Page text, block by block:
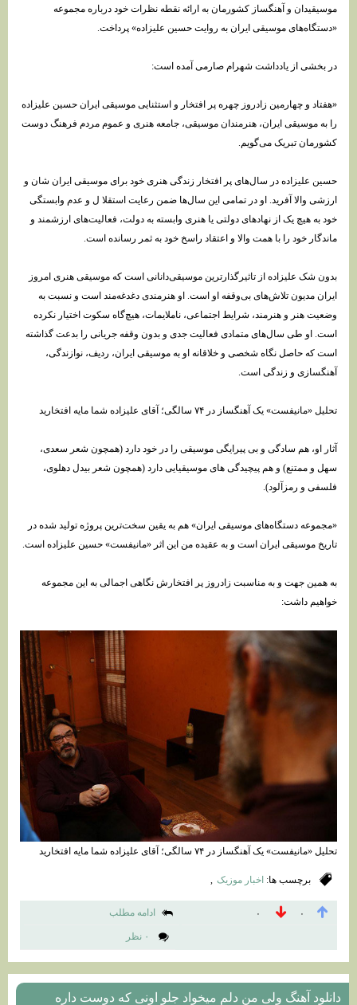
موسیقیدان و آهنگساز کشورمان به ارائه نقطه نظرات خود درباره مجموعه
«دستگاه‌های موسیقی ایران به روایت حسین علیزاده» پرداخت.
در بخشی از یادداشت شهرام صارمی آمده است:
«هفتاد و چهارمین زادروز چهره پر افتخار و استثنایی موسیقی ایران حسین علیزاده
را به موسیقی ایران، هنرمندان موسیقی، جامعه هنری و عموم مردم فرهنگ دوست
کشورمان تبریک می‌گویم.
حسین علیزاده در سال‌های پر افتخار زندگی هنری خود برای موسیقی ایران شان و
ارزشی والا آفرید. او در تمامی این سال‌ها ضمن رعایت استقلا ل و عدم وابستگی
خود به هیچ یک از نهادهای دولتی یا هنری وابسته به دولت، فعالیت‌های ارزشمند و
ماندگار خود را با همت والا و اعتقاد راسخ خود به ثمر رسانده است.
بدون شک علیزاده از تاثیرگذارترین موسیقی‌دانانی است که موسیقی هنری امروز
ایران مدیون تلاش‌های بی‌وقفه او است. او هنرمندی دغدغه‌مند است و نسبت به
وضعیت هنر و هنرمند، شرایط اجتماعی، ناملایمات، هیچ‌گاه سکوت اختیار نکرده
است. او طی سال‌های متمادی فعالیت جدی و بدون وقفه جریانی را بدعت گذاشته
است که حاصل نگاه شخصی و خلاقانه او به موسیقی ایران، ردیف، نوازندگی،
آهنگسازی و زندگی است.
تحلیل «مانیفست» یک آهنگساز در ۷۴ سالگی؛ آقای علیزاده شما مایه افتخارید
آثار او، هم سادگی و بی پیرایگی موسیقی را در خود دارد (همچون شعر سعدی،
سهل و ممتنع) و هم پیچیدگی های موسیقیایی دارد (همچون شعر بیدل دهلوی،
فلسفی و رمزآلود).
«مجموعه دستگاه‌های موسیقی ایران» هم به یقین سخت‌ترین پروژه تولید شده در
تاریخ موسیقی ایران است و به عقیده من این اثر «مانیفست» حسین علیزاده است.
به همین جهت و به مناسبت زادروز پر افتخارش نگاهی اجمالی به این مجموعه
خواهیم داشت:
تحلیل «مانیفست» یک آهنگساز در ۷۴ سالگی؛ آقای علیزاده شما مایه افتخارید
برچسب ها: اخبار موزیک ,
۰ ۰ ادامه مطلب
۰ نظر
دانلود آهنگ ولی من دلم میخواد جلو اونی که دوست داره